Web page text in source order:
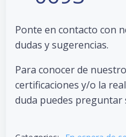
Ponte en contacto con
dudas y sugerencias.
Para conocer de
certificaciones y/o la
duda puedes preguntar